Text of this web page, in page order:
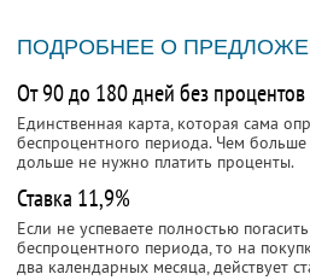
ПОДРОБНЕЕ О
От 90 до 180 дней без процентов
Единственная карта, которая сама
беспроцентного периода. Чем
дольше не нужно платить проценты.
Ставка 11,9%
Если не успеваете полностью
беспроцентного периода, то на
два календарных месяца, действует